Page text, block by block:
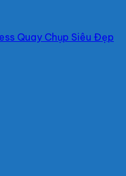
Quay Chụp Siêu Đẹp